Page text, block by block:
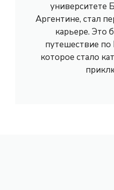
университете
Аргентине, стал
карьере. Это
путешествие
которое стало